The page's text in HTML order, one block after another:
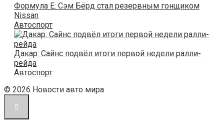
Формула E: Сэм Бёрд стал резервным гонщиком
Nissan
Автоспорт
Дакар: Сайнс подвёл итоги первой недели ралли-
рейда
Автоспорт
© 2026 Новости авто мира